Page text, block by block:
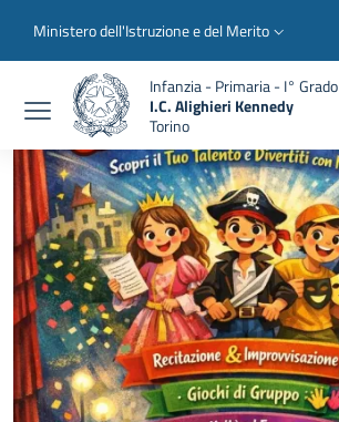
Slim top
Ministero dell'Istruzione e del Merito
Infanzia - Primaria - I° Grado
I.C. Alighieri Kennedy
Torino